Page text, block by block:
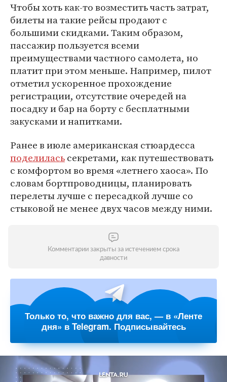
Чтобы хоть как-то возместить часть затрат,
билеты на такие рейсы продают с
большими скидками. Таким образом,
пассажир пользуется всеми
преимуществами частного самолета, но
платит при этом меньше. Например, пилот
отметил ускоренное прохождение
регистрации, отсутствие очередей на
посадку и бар на борту с бесплатными
закусками и напитками.
Ранее в июле американская стюардесса
поделиласьсекретами, как путешествовать
с комфортом во время «летнего хаоса». По
словам бортпроводницы, планировать
перелеты лучше с пересадкой лучше со
стыковой не менее двух часов между ними.
Комментарии закрыты за истечением срока
давности
Только то, что важно для вас, — в «Ленте
дня» в Telegram. Подписывайтесь